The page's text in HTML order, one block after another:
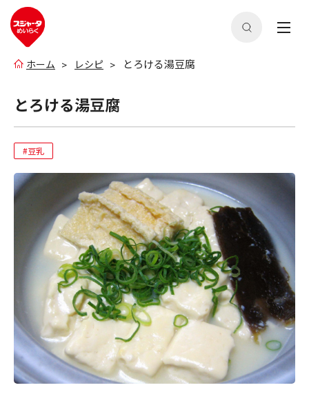
ホーム レシピ とろける湯豆腐
とろける湯豆腐
#豆乳